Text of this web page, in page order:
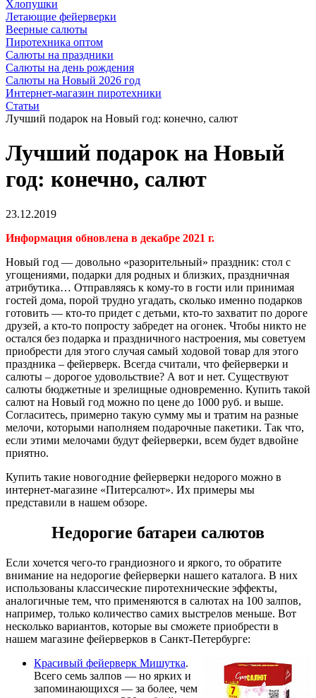
Хлопушки
Летающие фейерверки
Веерные салюты
Пиротехника оптом
Салюты на праздники
Салюты на день рождения
Салюты на Новый 2026 год
Интернет-магазин пиротехники
Cтатьи
Лучший подарок на Новый год: конечно, салют
Лучший подарок на Новый
год: конечно, салют
23.12.2019
Информация обновлена в декабре 2021 г.
Новый год — довольно «разорительный» праздник: стол с
угощениями, подарки для родных и близких, праздничная
атрибутика… Отправляясь к кому-то в гости или принимая
гостей дома, порой трудно угадать, сколько именно подарков
готовить — кто-то придет с детьми, кто-то захватит по дороге
друзей, а кто-то попросту забредет на огонек. Чтобы никто не
остался без подарка и праздничного настроения, мы советуем
приобрести для этого случая самый ходовой товар для этого
праздника – фейерверк. Всегда считали, что фейерверки и
салюты – дорогое удовольствие? А вот и нет. Существуют
салюты бюджетные и зрелищные одновременно. Купить такой
салют на Новый год можно по цене до 1000 руб. и выше.
Согласитесь, примерно такую сумму мы и тратим на разные
мелочи, которыми наполняем подарочные пакетики. Так что,
если этими мелочами будут фейерверки, всем будет вдвойне
приятно.
Купить такие новогодние фейерверки недорого можно в
интернет-магазине «Питерсалют». Их примеры мы
представили в нашем обзоре.
Недорогие батареи салютов
Если хочется чего-то грандиозного и яркого, то обратите
внимание на недорогие фейерверки нашего каталога. В них
использованы классические пиротехнические эффекты,
аналогичные тем, что применяются в салютах на 100 залпов,
например, только количество самих выстрелов меньше. Вот
несколько вариантов, которые вы сможете приобрести в
нашем магазине фейерверков в Санкт-Петербурге:
Красивый фейерверк Мишутка.
Всего семь залпов — но ярких и
запоминающихся — за более, чем